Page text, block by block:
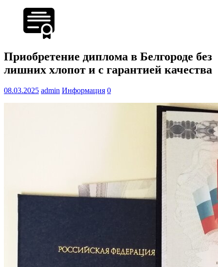
Приобретение диплома в Белгороде без
лишних хлопот и с гарантией качества
08.03.2025 admin Информация 0